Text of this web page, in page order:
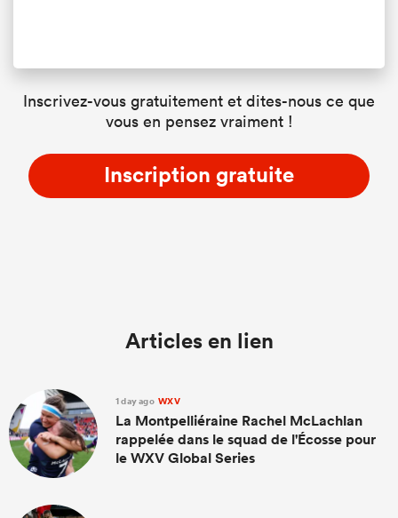
Inscrivez-vous gratuitement et dites-nous ce que
vous en pensez vraiment !
Inscription gratuite
Articles en lien
1 day ago WXV
La Montpelliéraine Rachel McLachlan
rappelée dans le squad de l'Écosse pour
le WXV Global Series